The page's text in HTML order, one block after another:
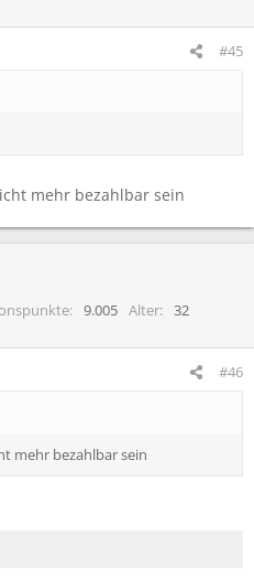
#45
mehr bezahlbar sein
9.005 Alter
32
#46
mehr bezahlbar sein